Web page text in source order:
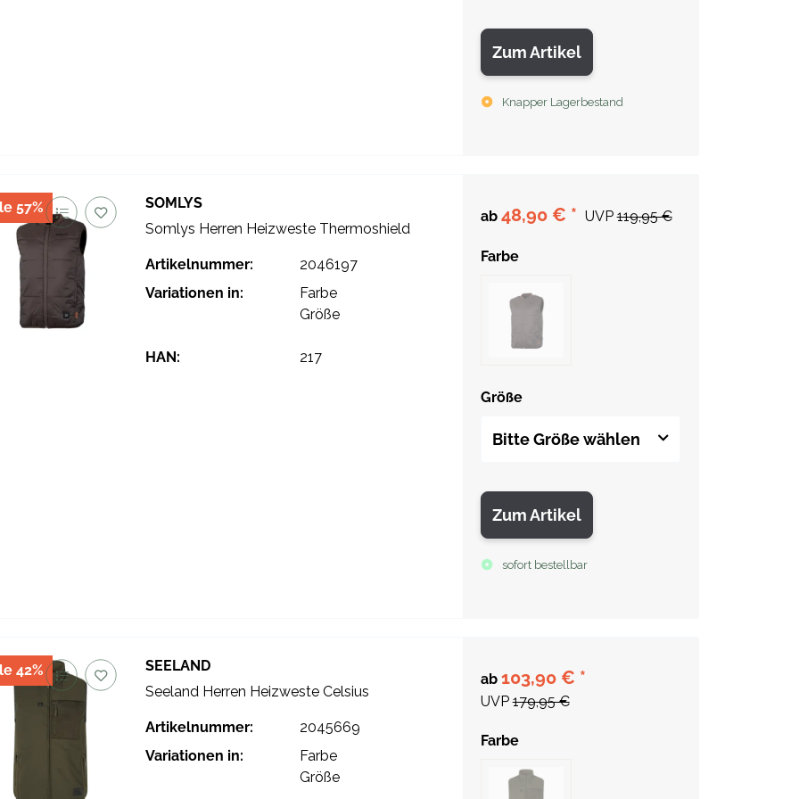
Zum Artikel
Knapper Lagerbestand
57%
SOMLYS
Somlys Herren Heizweste Thermoshield
Artikelnummer:
2046197
Variationen in:
Farbe
Größe
HAN: 217
ab 48,90 € * UVP 119,95 €
Farbe
Größe
Bitte Größe wählen
Zum Artikel
sofort bestellbar
42%
SEELAND
Seeland Herren Heizweste Celsius
Artikelnummer:
2045669
Variationen in:
Farbe
Größe
ab 103,90 € *
UVP 179,95 €
Farbe